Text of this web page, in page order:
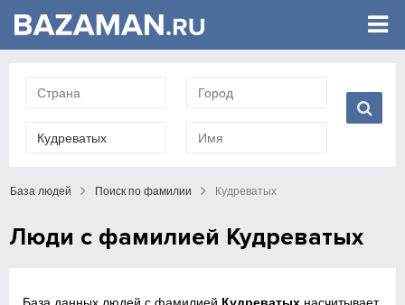
База людей Поиск по фамилии Кудреватых
Люди с фамилией Кудреватых